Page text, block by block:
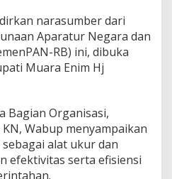
u
a
t
a
n
P
narasumber dari
Aparatur Negara dan
RB) ini, dibuka
Muara Enim Hj
Bagian Organisasi,
Wabup menyampaikan
alat ukur dan
efektivitas serta efisiensi